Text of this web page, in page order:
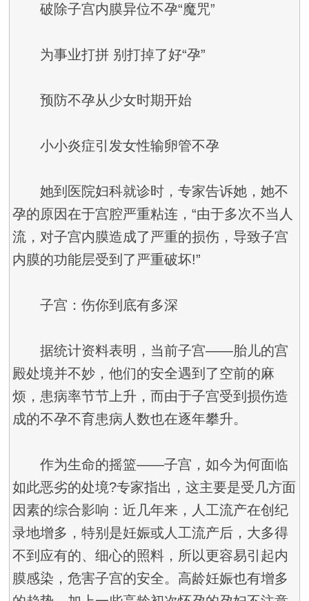
破除子宫内膜异位不孕“魔咒”
为事业打拼 别打掉了好“孕”
预防不孕从少女时期开始
小小炎症引发女性输卵管不孕
她到医院妇科就诊时，专家告诉她，她不
孕的原因在于宫腔严重粘连，“由于多次不当人
流，对子宫内膜造成了严重的损伤，导致子宫
内膜的功能层受到了严重破坏!”
子宫：伤你到底有多深
据统计资料表明，当前子宫——胎儿的宫
殿处境并不妙，他们的安全遇到了空前的麻
烦，患病率节节上升，而由于子宫受到损伤造
成的不孕不育患病人数也在逐年攀升。
作为生命的摇篮——子宫，如今为何面临
如此恶劣的处境?专家指出，这主要是受几方面
因素的综合影响：近几年来，人工流产在创纪
录地增多，特别是妊娠或人工流产后，大多得
不到应有的、细心的照料，所以更容易引起内
膜感染，危害子宫的安全。高龄妊娠也有增多